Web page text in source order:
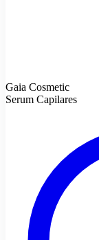
Gaia Cosmetic
Serum Capilares